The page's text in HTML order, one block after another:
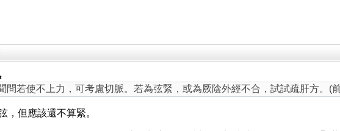
問若使不上力，可考慮切脈。若為弦緊，或為厥陰外經不合，試試疏肝方。(
，但應該還不算緊。